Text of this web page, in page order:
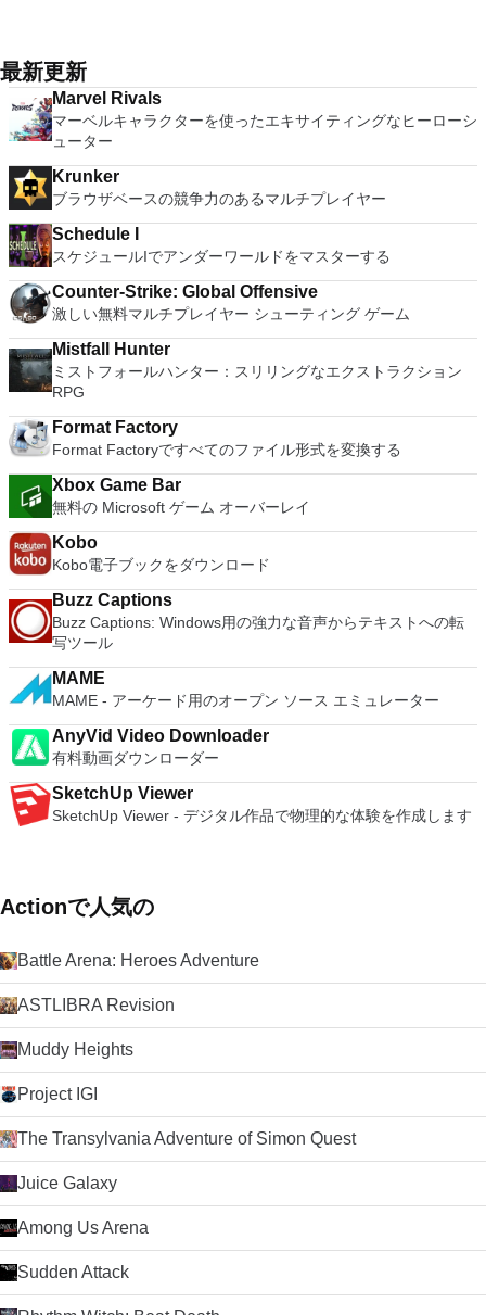
ューターへのログインに使用するのと同じユーザー名とパスワ
ードを入力するだけです。 WIN 7,8,8.1,10をサポートしま
す。 VNC ViewerのMacバージョンをお探しですか？ここから
ダウンロード
マウスやSNESジョイパッドなどのゲーム入力デバイスを変更
したりできます。このアプリケーションには、チートに対する
アクションリプレイのサポートと、新しいチートをオンライン
で検索する機能もあります。グラフィックは鮮明な方法でエミ
ュレートされ、エミュレーターの全体的な感触は良好です。
ROMカートリッジで利用可能なSNESゲームをプレイするに
は、ROMまたはROMイメージが必要です。注：Snes9xアプ
remote Telnet or SSH hosts. It sports a clean and crisp layout
that is easy to work with. The application does not take a long
time to wrap your head around and is also very light on
system resources. So, if you need a free terminal emulator,
which is easy to master and supports remote Telnet or SSH
host connections then Tera Term is a good choice.
主な機能は次のとおりです。 1台のPCで複数のオペレーティ
ングシステムを同時に実行します。 インストールや構成の問
題なしに、事前構成された製品の利点を体験してください。
ホストコンピューターと仮想マシン間でデータを共有します。
32ビットと64ビットの両方の仮想マシンを実行します。 2-
way Virtual SMPを活用します。 サードパーティの仮想マシン
とイメージを使用します。 ホストコンピューターと仮想マシ
ン間でデータを共有します。 幅広いホストおよびゲストオペ
レーティングシステムのサポート。 USB 2.0デバイスのサポー
ト。 起動時にアプライアンス情報を取得します。 直感的なホ
ームページインターフェイスを介して仮想マシンに簡単にアク
セスできます。 VMware Playerは、Microsoft Virtual Server仮
想マシンまたはMicrosoft Virtual PC仮想マシンもサポートして
最新更新
Marvel Rivals
マーベルキャラクターを使ったエキサイティングなヒーローシ
ューター
Krunker
ブラウザベースの競争力のあるマルチプレイヤー
Schedule I
スケジュールIでアンダーワールドをマスターする
Counter-Strike: Global Offensive
激しい無料マルチプレイヤー シューティング ゲーム
Mistfall Hunter
ミストフォールハンター：スリリングなエクストラクション
RPG
Format Factory
Format Factoryですべてのファイル形式を変換する
Xbox Game Bar
無料の Microsoft ゲーム オーバーレイ
Kobo
Kobo電子ブックをダウンロード
Buzz Captions
Buzz Captions: Windows用の強力な音声からテキストへの転
写ツール
MAME
MAME - アーケード用のオープン ソース エミュレーター
AnyVid Video Downloader
有料動画ダウンローダー
SketchUp Viewer
SketchUp Viewer - デジタル作品で物理的な体験を作成します
Actionで人気の
Battle Arena: Heroes Adventure
ASTLIBRA Revision
Muddy Heights
Project IGI
The Transylvania Adventure of Simon Quest
Juice Galaxy
Among Us Arena
Sudden Attack